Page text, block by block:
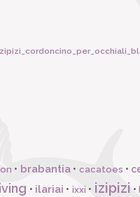
• brabantia• cacatoes •
• ilariai • ixxi • izipizi •